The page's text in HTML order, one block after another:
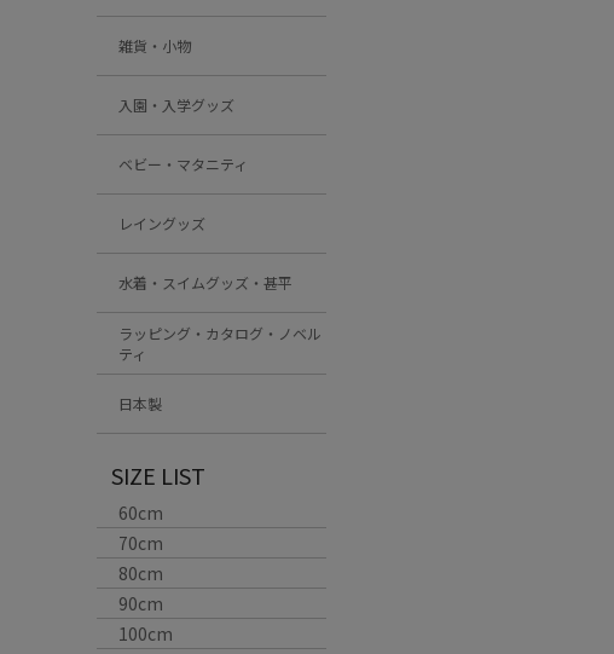
雑貨・小物
入園・入学グッズ
ベビー・マタニティ
レイングッズ
水着・スイムグッズ・甚平
ラッピング・カタログ・ノベル
ティ
日本製
SIZE LIST
60cm
70cm
80cm
90cm
100cm